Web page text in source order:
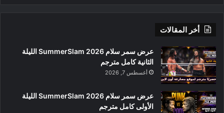
أخر المقالات
عرض سمر سلام SummerSlam 2026 الليلة
الثانية كامل مترجم
أغسطس 7, 2026
عرض سمر سلام SummerSlam 2026 الليلة
الأولى كامل مترجم